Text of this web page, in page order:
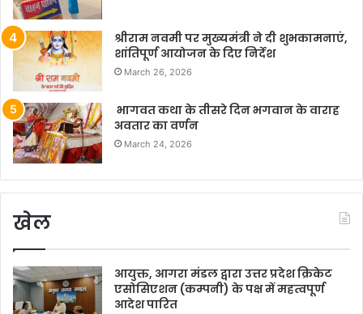
श्रीराम नवमी पर मुख्यमंत्री ने दी शुभकामनाएं,
शांतिपूर्ण आयोजन के दिए निर्देश
March 26, 2026
भागवत कथा के तीसरे दिन भगवान के वाराह
अवतार का वर्णन
March 24, 2026
खेल
आयुक्त, आगरा मंडल द्वारा उत्तर प्रदेश क्रिकेट
एसोसिएशन (कम्पनी) के पक्ष में महत्वपूर्ण
आदेश पारित